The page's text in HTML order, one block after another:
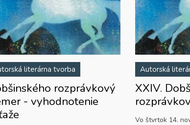
literárna tvorba
rozprávkový
- vyhodnotenie
Autorská
XXIV.
Vo štvrtok 14.